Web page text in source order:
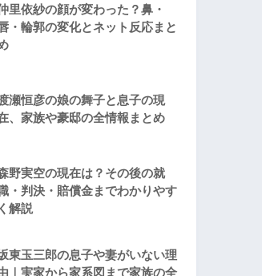
里依紗の顔が変わった？鼻・
・輪郭の変化とネット反応まと
瀬恒彦の娘の舞子と息子の現
、家族や豪邸の全情報まとめ
野実空の現在は？その後の就
・判決・賠償金までわかりやす
く解説
東玉三郎の息子や妻がいない理
｜実家から家系図まで家族の全